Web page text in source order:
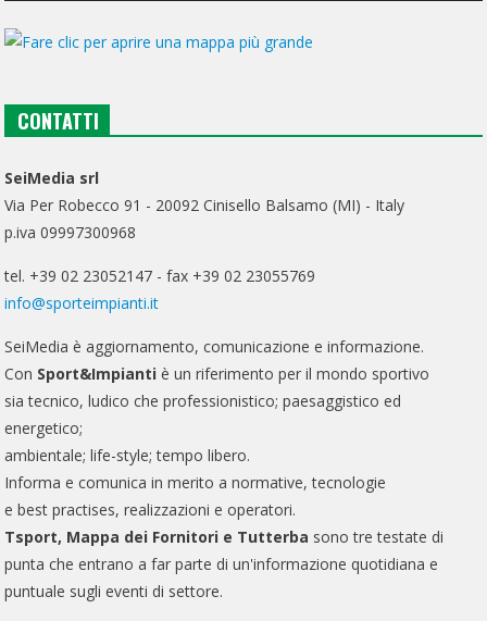
CONTATTI
SeiMedia srl
Via Per Robecco 91 - 20092 Cinisello Balsamo (MI) - Italy
p.iva 09997300968
tel. +39 02 23052147 - fax +39 02 23055769
info@sporteimpianti.it
SeiMedia è aggiornamento, comunicazione e informazione.
Con Sport&Impianti è un riferimento per il mondo sportivo
sia tecnico, ludico che professionistico; paesaggistico ed
energetico;
ambientale; life-style; tempo libero.
Informa e comunica in merito a normative, tecnologie
e best practises, realizzazioni e operatori.
Tsport, Mappa dei Fornitori e Tutterba sono tre testate di
punta che entrano a far parte di un'informazione quotidiana e
puntuale sugli eventi di settore.